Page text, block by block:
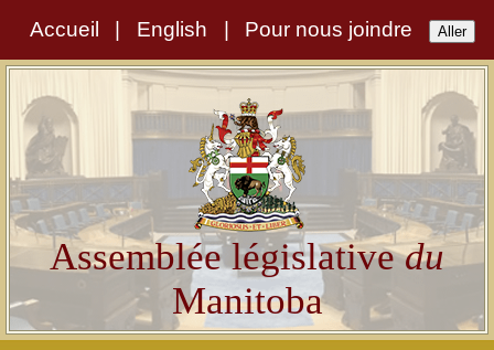
Accueil English Pour nous joindre
Assemblée législativedu
Manitoba